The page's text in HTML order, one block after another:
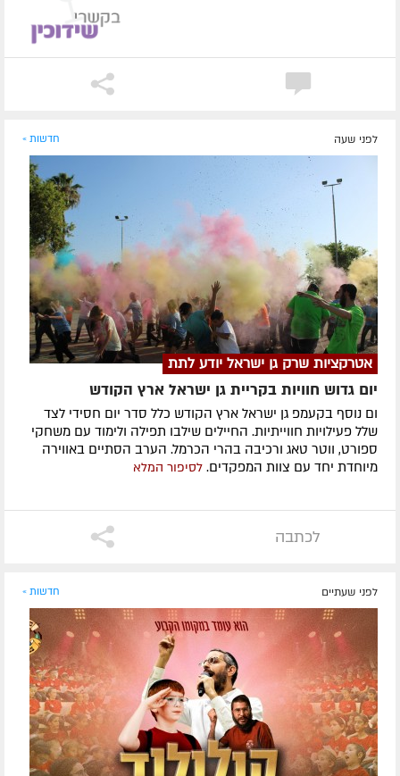
לפני שעה חדשות »
אטרקציות שרק גן ישראל יודע לתת
יום גדוש חוויות בקריית גן ישראל ארץ הקודש
ום נוסף בקעמפ גן ישראל ארץ הקודש כלל סדר יום חסידי לצד
שלל פעילויות חווייתיות. החיילים שילבו תפילה ולימוד עם משחקי
ספורט, ווטר טאג ורכיבה בהרי הכרמל. הערב הסתיים באווירה
מיוחדת יחד עם צוות המפקדים. לסיפור המלא
לכתבה
לפני שעתיים חדשות »